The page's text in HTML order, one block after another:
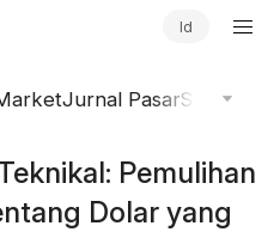
Id
Jurnal PasarSoftware
Pemulihan
Dolar yang